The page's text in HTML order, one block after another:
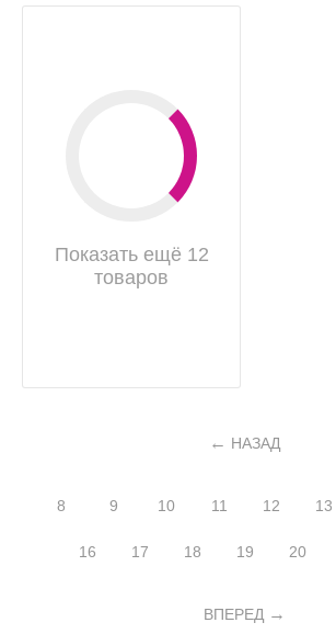
Показать ещё 12
товаров
НАЗАД
8 9 10 11 12 13
16 17 18 19 20
ВПЕРЕД